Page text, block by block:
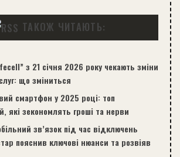
ТАКОЖ ЧИТАЮТЬ:
з 21 січня 2026 року чекають зміни
що зміниться
смартфон у 2025 році: топ
які зекономлять гроші та нерви
зв’язок під час відключень
пояснив ключові нюанси та розвіяв